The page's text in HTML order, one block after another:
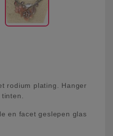
rodium plating. Hanger
en facet geslepen glas